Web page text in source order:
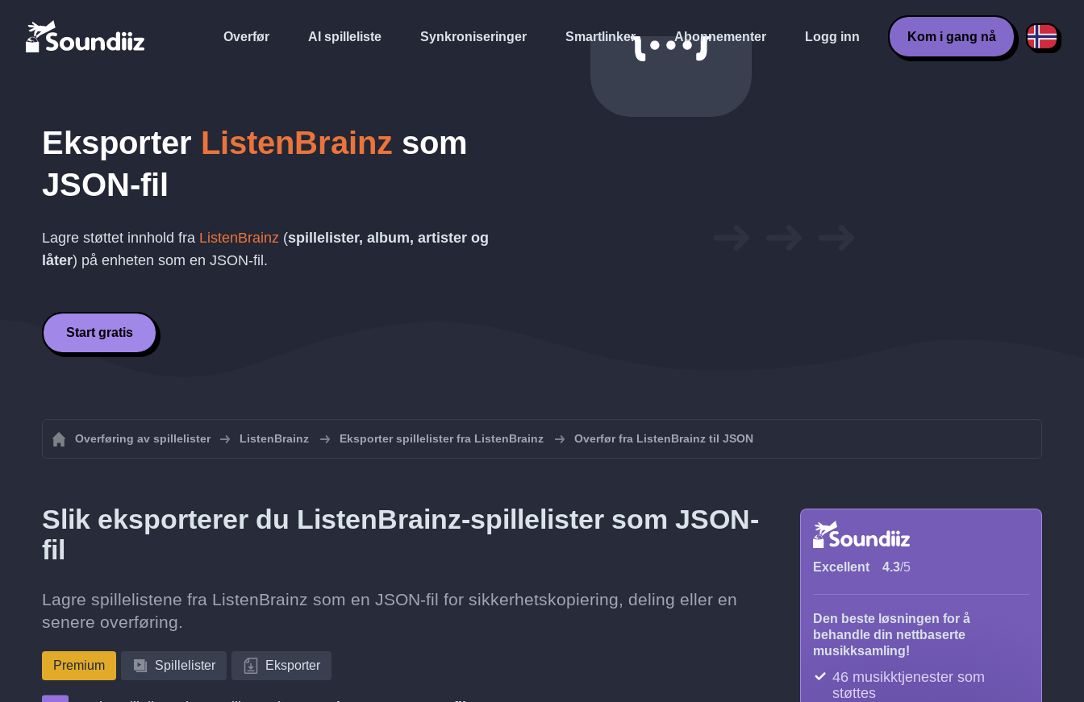
Overfør AI spilleliste Synkroniseringer Smartlinker Abonnementer Logg inn Kom i gang nå
Eksporter ListenBrainz som
JSON-fil
Lagre støttet innhold fra ListenBrainz (spillelister, album, artister og
låter) på enheten som en JSON-fil.
Start gratis
Overføring av spillelister ListenBrainz Eksporter spillelister fra ListenBrainz Overfør fra ListenBrainz til JSON
Slik eksporterer du ListenBrainz-spillelister som JSON-
fil
Lagre spillelistene fra ListenBrainz som en JSON-fil for sikkerhetskopiering, deling eller en
senere overføring.
Premium Spillelister Eksporter
Excellent 4.3/5
Den beste løsningen for å
behandle din nettbaserte
musikksamling!
46 musikktjenester som
støttes